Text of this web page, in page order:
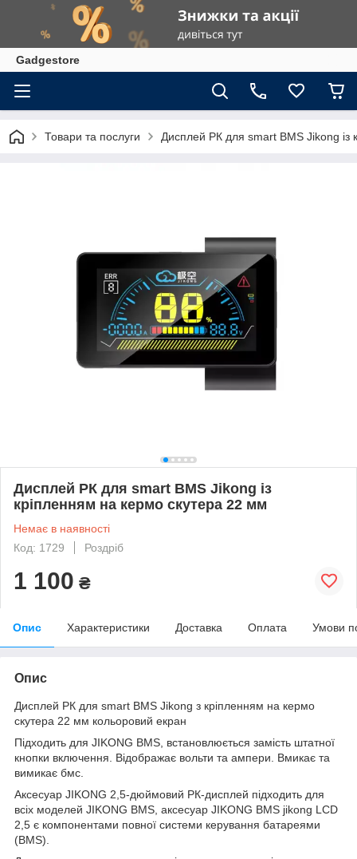
Gadgestore
Товари та послуги Дисплей РК для smart BMS Jikong
Дисплей РК для smart BMS Jikong із
кріпленням на кермо скутера 22 мм
Немає в наявності
Код: 1729
Роздріб
1 100 ₴
Опис Характеристики Доставка Оплата Умови
Опис
Дисплей РК для smart BMS Jikong з кріпленням на кермо
скутера 22 мм кольоровий екран
Підходить для JIKONG BMS, встановлюється замість штатної
кнопки включення. Відображає вольти та ампери. Вмикає та
вимикає бмс.
Аксесуар ЈІKONG 2,5-дюймовий РК-дисплей підходить для
всіх моделей JIKONG BMS, аксесуар JIKONG BMS jikong LCD
2,5 є компонентами повної системи керування батареями
(BMS).